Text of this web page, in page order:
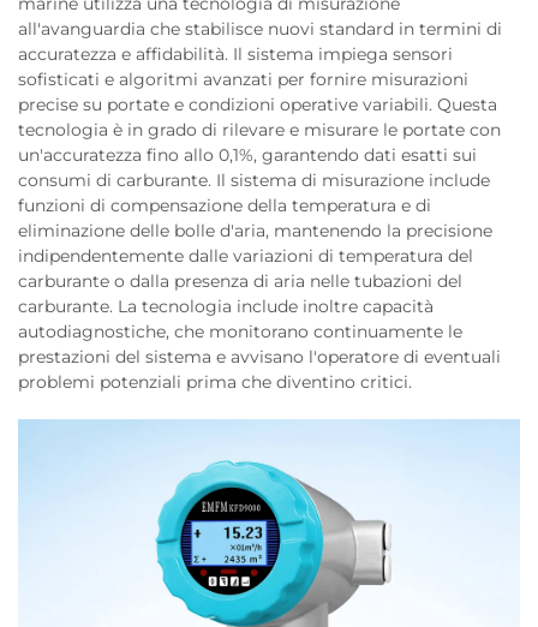
all'avanguardia che stabilisce nuovi standard in termini di
accuratezza e affidabilità. Il sistema impiega sensori
sofisticati e algoritmi avanzati per fornire misurazioni
precise su portate e condizioni operative variabili. Questa
tecnologia è in grado di rilevare e misurare le portate con
un'accuratezza fino allo 0,1%, garantendo dati esatti sui
consumi di carburante. Il sistema di misurazione include
funzioni di compensazione della temperatura e di
eliminazione delle bolle d'aria, mantenendo la precisione
indipendentemente dalle variazioni di temperatura del
carburante o dalla presenza di aria nelle tubazioni del
carburante. La tecnologia include inoltre capacità
autodiagnostiche, che monitorano continuamente le
prestazioni del sistema e avvisano l'operatore di eventuali
problemi potenziali prima che diventino critici.